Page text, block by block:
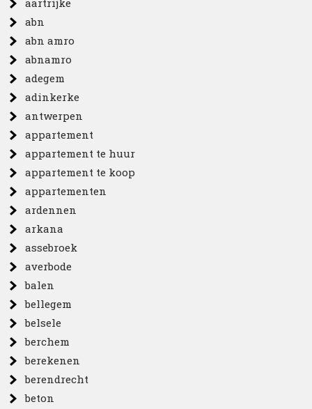
aartrijke
abn
abn amro
abnamro
adegem
adinkerke
antwerpen
appartement
appartement te huur
appartement te koop
appartementen
ardennen
arkana
assebroek
averbode
balen
bellegem
belsele
berchem
berekenen
berendrecht
beton